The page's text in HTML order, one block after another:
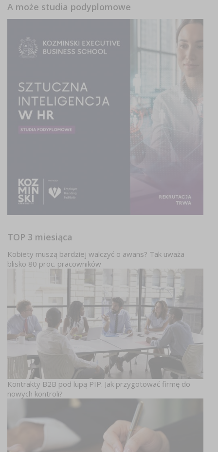
A może studia podyplomowe
TOP 3 miesiąca
Kobiety muszą bardziej walczyć o awans? Tak uważa
blisko 80 proc. pracowników
Kontrakty B2B pod lupą PIP. Jak przygotować firmę do
nowych kontroli?